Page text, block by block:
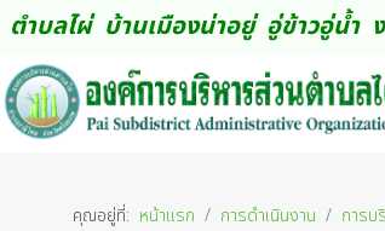
ตำบลไผ่ บ้านเมืองน่าอยู่ อู่ข้าวอู่น้ำ
คุณอยู่ที่: หน้าแรก การดำเนินงาน การ